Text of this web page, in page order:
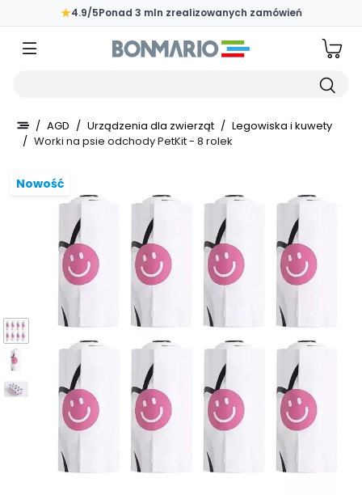
Przejdź do głównej zawartości strony
★4.9/5Ponad 3 mln zrealizowanych zamówień
/ AGD / Urządzenia dla zwierząt / Legowiska i kuwety
/ Worki na psie odchody PetKit - 8 rolek
Nowość